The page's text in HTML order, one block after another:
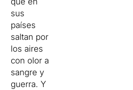
sus
países
saltan por
los aires
con olor a
sangre y
guerra. Y